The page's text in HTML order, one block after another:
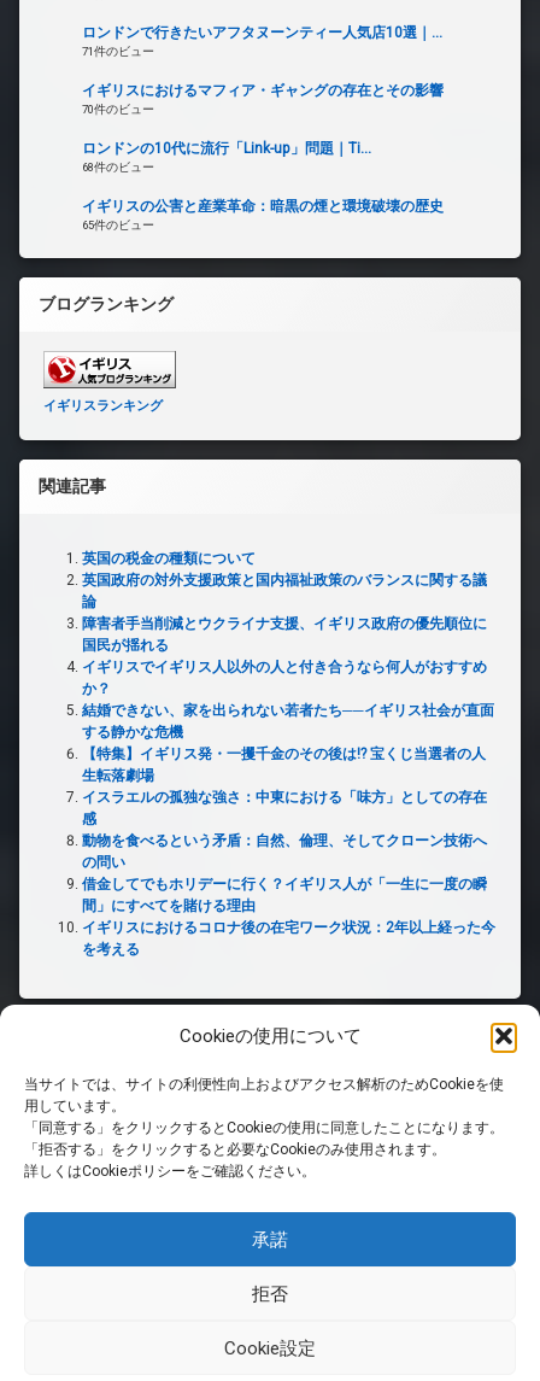
Cookieの使用について
当サイトでは、サイトの利便性向上およびアクセス解析のためCookieを使
用しています。
「同意する」をクリックするとCookieの使用に同意したことになります。
「拒否する」をクリックすると必要なCookieのみ使用されます。
詳しくはCookieポリシーをご確認ください。
承諾
拒否
Cookie設定
ロンドンで行きたいアフタヌーンティー人気店10選｜...
71件のビュー
イギリスにおけるマフィア・ギャングの存在とその影響
70件のビュー
ロンドンの10代に流行「Link-up」問題｜Ti...
68件のビュー
イギリスの公害と産業革命：暗黒の煙と環境破壊の歴史
65件のビュー
ブログランキング
イギリスランキング
関連記事
英国の税金の種類について
英国政府の対外支援政策と国内福祉政策のバランスに関する議
論
障害者手当削減とウクライナ支援、イギリス政府の優先順位に
国民が揺れる
イギリスでイギリス人以外の人と付き合うなら何人がおすすめ
か？
結婚できない、家を出られない若者たち──イギリス社会が直面
する静かな危機
【特集】イギリス発・一攫千金のその後は!? 宝くじ当選者の人
生転落劇場
イスラエルの孤独な強さ：中東における「味方」としての存在
感
動物を食べるという矛盾：自然、倫理、そしてクローン技術へ
の問い
借金してでもホリデーに行く？イギリス人が「一生に一度の瞬
間」にすべてを賭ける理由
イギリスにおけるコロナ後の在宅ワーク状況：2年以上経った今
を考える
ホーム
PRIVACY POLICY